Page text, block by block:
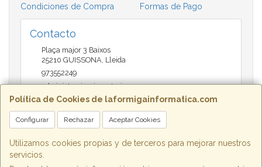
Política de Cookies de laformigainformatica.com
Configurar Rechazar Aceptar Cookies
Utilizamos cookies propias y de terceros para mejorar nuestros
servicios.
Condiciones de Compra
Formas de Pago
Contacto
Plaça major 3 Baixos
25210 GUISSONA, Lleida
973552249
administracio@insectari.com
Horario
Matí de 9 a 13:30 - Tarda 17 a 20:30